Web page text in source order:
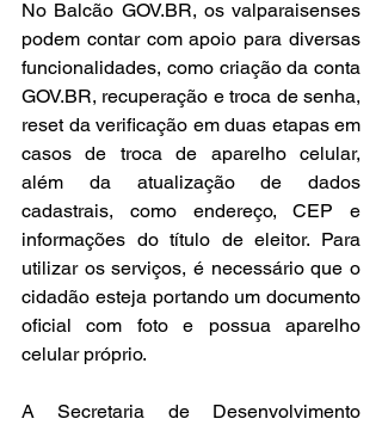
No Balcão GOV.BR, os valparaisenses
podem contar com apoio para diversas
GOV.BR, recuperação e troca de senha,
reset da verificação em duas etapas em
casos de troca de aparelho celular,
além da atualização de dados
cadastrais, como endereço, CEP e
informações do título de eleitor. Para
utilizar os serviços, é necessário que o
cidadão esteja portando um documento
oficial com foto e possua aparelho
celular próprio.
A Secretaria de Desenvolvimento